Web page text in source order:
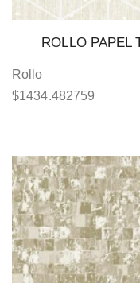
ROLLO PAPEL
Rollo
$1434.482759